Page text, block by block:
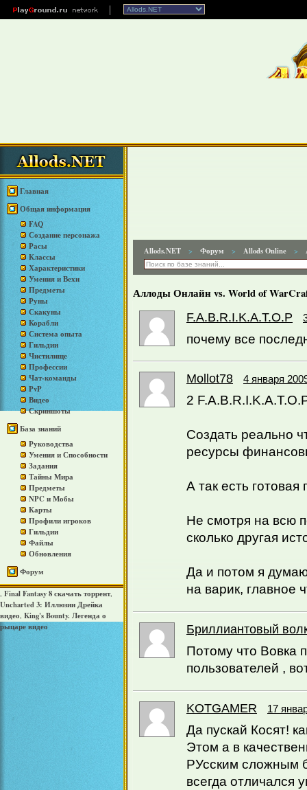
Главная
Общая информация
FAQ
Создание персонажа
Расы
Классы
Характеристики
Умения и Вехи
Предметы
Руны
Скакуны
Корабли
Система опыта
Гильдии
Чистилище
Профессии
Чат-команды
PvP
Видео
Скриншоты
База знаний
Руководства
Умения и Способности
Задания
Тайны Мира
Предметы
NPC и Мобы
Карты
Профили игроков
Гильдии
Файлы
Обновления
Форум
, Final Fantasy 8 скачать торрент,
Uncharted 3: Иллюзии Дрейка
видео, King's Bounty. Легенда о
рыцаре видео
Allods.NET > Форум > Allods Online >
Аллоды Онлайн vs. World of
F.A.B.R.I.K.A.T.O.P
почему все
Mollot78 4 января
2
Создать реально
ресурсы
А так есть
Не смотря на всю
сколько другая
Да и потом я
на варик, главное
Бриллиантовый
Потому что Вовка
пользователей ,
KOTGAMER 17
Да пускай Косят!
Этом а в
РУсским сложным
всегда отличался